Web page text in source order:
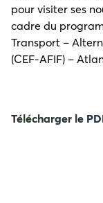
pour visiter ses
cadre du
Transport –
(CEF-AFIF) –
Télécharger le